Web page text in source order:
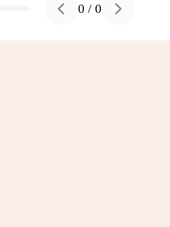
Previous slide
0 /0 Next slide